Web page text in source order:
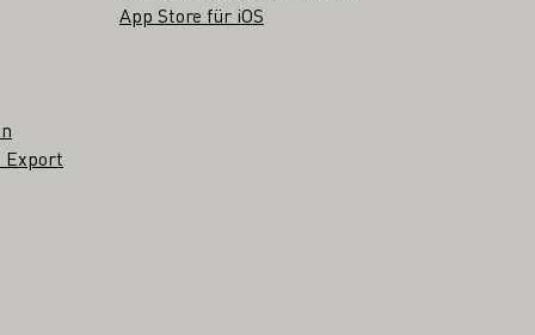
Export
App Store für iOS